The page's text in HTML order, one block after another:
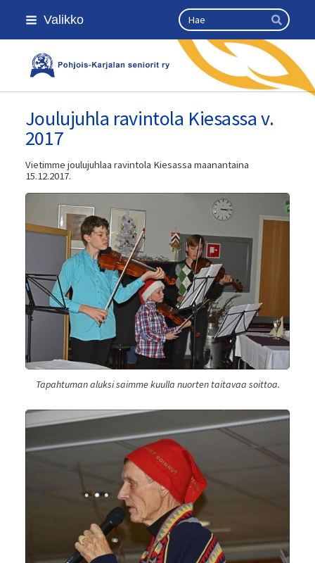
Siirry
sivun
Valikko Haku
Hae
Kansallinen senioriliitto
Joulujuhla ravintola Kiesassa v.
2017
Vietimme joulujuhlaa ravintola Kiesassa maanantaina
15.12.2017.
Tapahtuman aluksi saimme kuulla nuorten taitavaa soittoa.